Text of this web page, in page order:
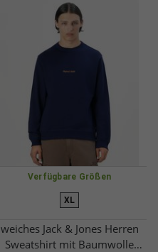
Verfügbare Größen
XL
weiches Jack & Jones Herren
Sweatshirt mit Baumwolle